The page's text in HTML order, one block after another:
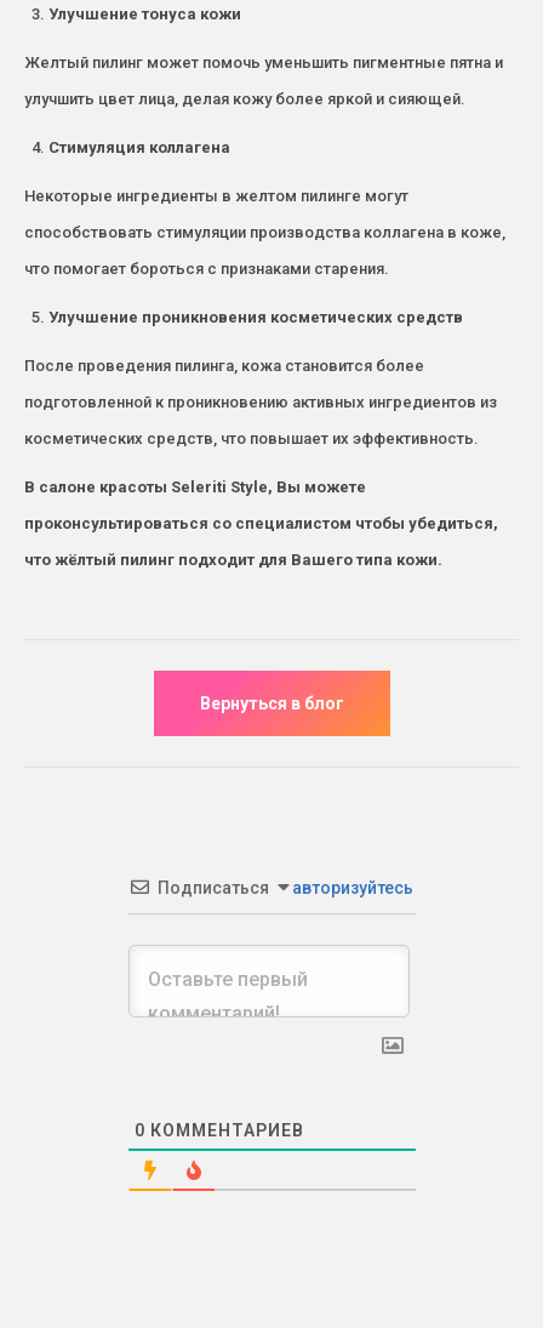
Улучшение тонуса кожи
Желтый пилинг может помочь уменьшить пигментные пятна и
улучшить цвет лица, делая кожу более яркой и сияющей.
Стимуляция коллагена
Некоторые ингредиенты в желтом пилинге могут
способствовать стимуляции производства коллагена в коже,
что помогает бороться с признаками старения.
Улучшение проникновения косметических средств
После проведения пилинга, кожа становится более
подготовленной к проникновению активных ингредиентов из
косметических средств, что повышает их эффективность.
В салоне красоты Seleriti Style, Вы можете
проконсультироваться со специалистом чтобы убедиться,
что жёлтый пилинг подходит для Вашего типа кожи.
Подписаться авторизуйтесь
0 КОММЕНТАРИЕВ